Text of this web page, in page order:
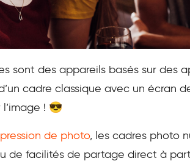
sont des appareils basés sur des
cadre classique avec un écran
! 😎
de photo, les cadres photo
de facilités de partage direct à